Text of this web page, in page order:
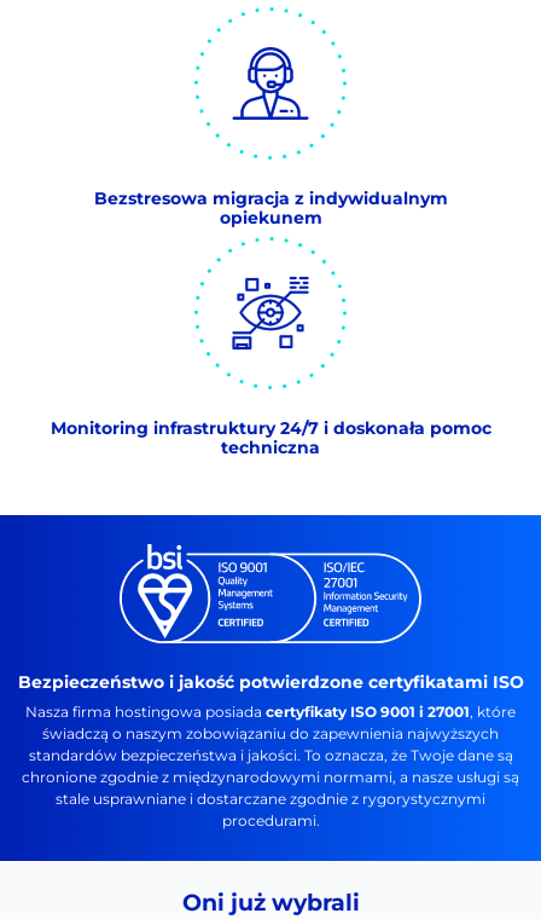
Bezstresowa migracja z indywidualnym
opiekunem
Monitoring infrastruktury 24/7 i doskonała pomoc
techniczna
Bezpieczeństwo i jakość potwierdzone certyfikatami ISO
Nasza firma hostingowa posiada certyfikaty ISO 9001 i 27001, które
świadczą o naszym zobowiązaniu do zapewnienia najwyższych
standardów bezpieczeństwa i jakości. To oznacza, że Twoje dane są
chronione zgodnie z międzynarodowymi normami, a nasze usługi są
stale usprawniane i dostarczane zgodnie z rygorystycznymi
procedurami.
Oni już wybrali